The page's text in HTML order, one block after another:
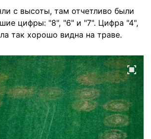
с высоты, там отчетливо были
цифры: "8", "6" и "7". Цифра "4",
так хорошо видна на траве.